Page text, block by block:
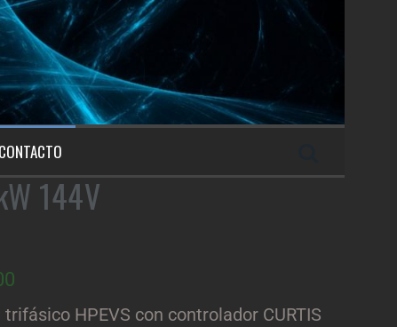
CONTACTO
144V
HPEVS con controlador CURTIS